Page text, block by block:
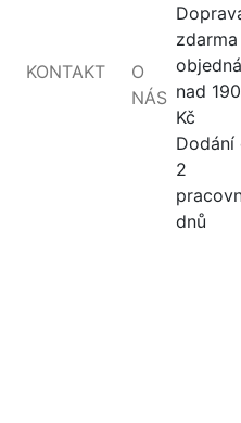
KONTAKT
O
NÁS nad
Kč
Dodání
2
dnů